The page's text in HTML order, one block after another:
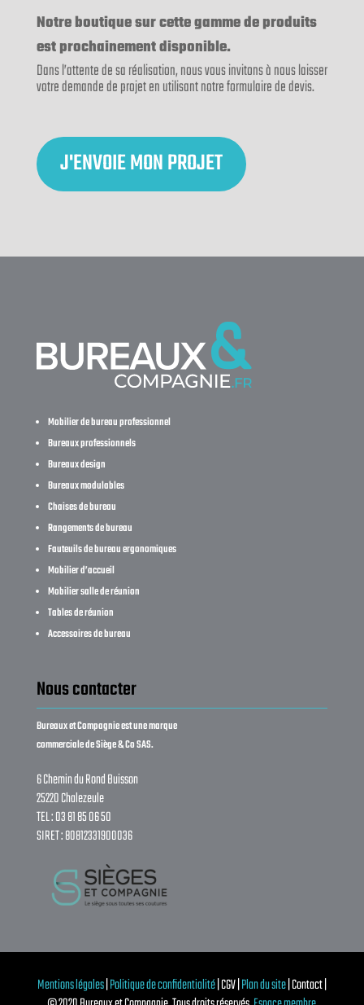
Notre boutique sur cette gamme de produits
est prochainement disponible.
Dans l’attente de sa réalisation, nous vous invitons à nous laisser
votre demande de projet en utilisant notre formulaire de devis.
J'ENVOIE MON PROJET
Mobilier de bureau professionnel
Bureaux professionnels
Bureaux design
Bureaux modulables
Chaises de bureau
Rangements de bureau
Fauteuils de bureau ergonomiques
Mobilier d’accueil
Mobilier salle de réunion
Tables de réunion
Accessoires de bureau
Nous contacter
Bureaux et Compagnie est une marque
commerciale de Siège & Co SAS.
6 Chemin du Rond Buisson
25220 Chalezeule
TEL : 03 81 85 06 50
SIRET : 80812331900036
Mentions légales|Politique de confidentialité| CGV |Plan du site| Contact |